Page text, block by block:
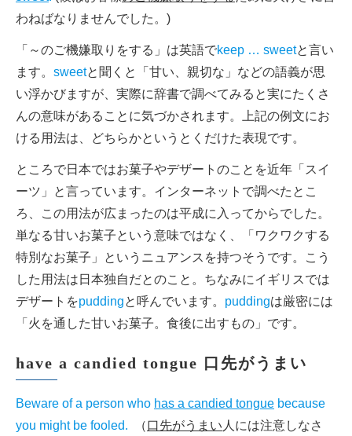
わねばなりませんでした。)
「～のご機嫌取りをする」は英語でkeep … sweetと言い
ます。 sweetと聞くと「甘い、親切な」などの語義が思
い浮かびますが、実際に辞書で調べてみると実にたくさ
んの意味があることに気づかされます。上記の例文にお
ける用法は、どちらかというとくだけた表現です。
ところで日本ではお菓子やデザートのことを近年「スイ
ーツ」と言っています。インターネットで調べたとこ
ろ、この用法が広まったのは平成に入ってからでした。
単なる甘いお菓子という意味ではなく、「ワクワクする
特別なお菓子」というニュアンスを持つそうです。こう
した用法は日本独自だとのこと。ちなみにイギリスでは
デザートをpuddingと呼んでいます。 puddingは厳密には
「火を通した甘いお菓子。食後に出すもの」です。
have a candied tongue 口先がうまい
Beware of a person who has a candied tongue because
you might be fooled. （口先がうまい 人には注意しなさ